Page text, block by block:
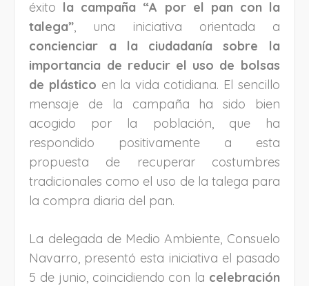
éxito la campaña “A por el pan con la
talega” , una iniciativa orientada a
concienciar a la ciudadanía sobre la
importancia de reducir el uso de bolsas
de plástico en la vida cotidiana. El sencillo
mensaje de la campaña ha sido bien
acogido por la población, que ha
respondido positivamente a esta
propuesta de recuperar costumbres
tradicionales como el uso de la talega para
la compra diaria del pan.
La delegada de Medio Ambiente, Consuelo
Navarro, presentó esta iniciativa el pasado
5 de junio, coincidiendo con la celebración